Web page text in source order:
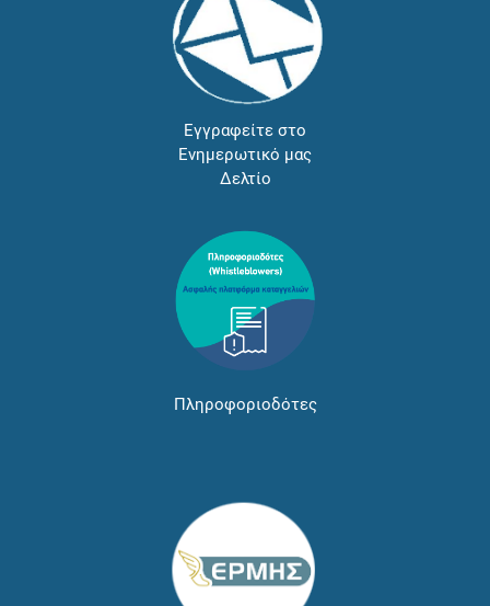
Εγγραφείτε στο
Ενημερωτικό μας
Δελτίο
Πληροφοριοδότες